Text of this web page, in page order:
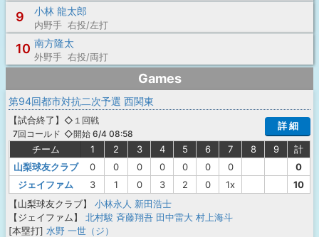
9 小林 龍太郎
内野手 右投/左打
10 南方隆太
外野手 右投/両打
Games
第94回都市対抗二次予選 西関東
【試合終了 】
7回コールド
◇１回戦
◇開始 6/4 08:58
詳 細
チーム 1 2 3 4 5 6 7 8 9
計
山梨球友クラブ
0 0 0 0 0 0 0
0
ジェイファム
3 1 0 3 2 0 1x
10
【山梨球友クラブ】
小林永人 新田浩士
【ジェイファム】
北村駿 斉藤翔吾 田中雷大 村上海斗
[本塁打] 水野 一世（ジ）